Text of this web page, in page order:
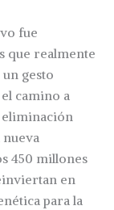
fue
que realmente
gesto
camino a
nueva
450 millones
en
para la